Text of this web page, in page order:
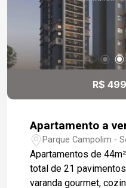
R$
Apartamento a
Parque Campolim -
Apartamentos de
total de 21
varanda gourmet,